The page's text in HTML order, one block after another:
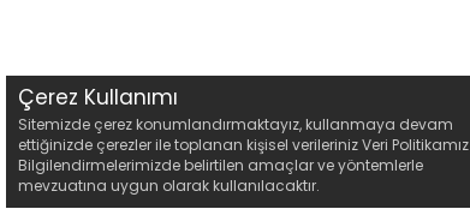
Çerez Kullanımı
Sitemizde çerez konumlandırmaktayız, kullanmaya devam
ettiğinizde çerezler ile toplanan kişisel verileriniz Veri Politikamız
Bilgilendirmelerimizde belirtilen amaçlar ve yöntemlerle
mevzuatına uygun olarak kullanılacaktır.